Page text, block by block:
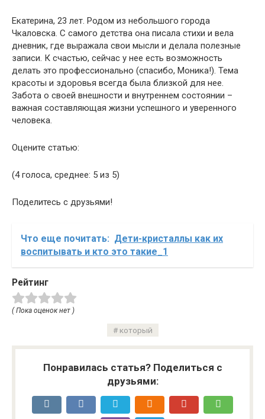
Екатерина, 23 лет. Родом из небольшого города
Чкаловска. С самого детства она писала стихи и вела
дневник, где выражала свои мысли и делала полезные
записи. К счастью, сейчас у нее есть возможность
делать это профессионально (спасибо, Моника!). Тема
красоты и здоровья всегда была близкой для нее.
Забота о своей внешности и внутреннем состоянии –
важная составляющая жизни успешного и уверенного
человека.
Оцените статью:
(4 голоса, среднее: 5 из 5)
Поделитесь с друзьями!
Что еще почитать: Дети-кристаллы как их
воспитывать и кто это такие_1
Рейтинг
( Пока оценок нет )
который
Понравилась статья? Поделиться с
друзьями: